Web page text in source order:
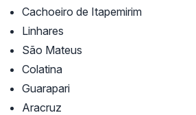
Cachoeiro de Itapemirim
Linhares
São Mateus
Colatina
Guarapari
Aracruz